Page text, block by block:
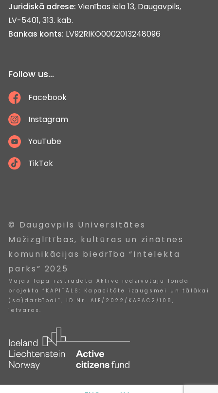
Juridiskā adrese: Vienības iela 13, Daugavpils,
LV-5401, 313. kab.
Bankas konts: LV92RIKO0002013248096
Follow us...
Facebook
Instagram
YouTube
TikTok
© Daugavpils Universitātes
Mūžizglītības, kultūras un zinātnes
komunikācijas biedrība “Intelekta
parks” 2025
Mājas lapa izstrādāta Aktīvo iedzīvotāju fonda
projekta “KAPITĀLS: Kapacitāte izaugsmei un tālākai
(sa)darbībai”, ID Nr. AIF/2022/KAPAC2/108,
ietvaros.